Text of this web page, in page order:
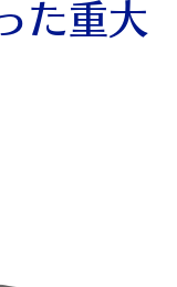
た重大